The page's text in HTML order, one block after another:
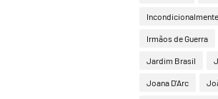
Incondicionalmente
Irmãos de Guerra
Jardim Brasil
Joana D'Arc